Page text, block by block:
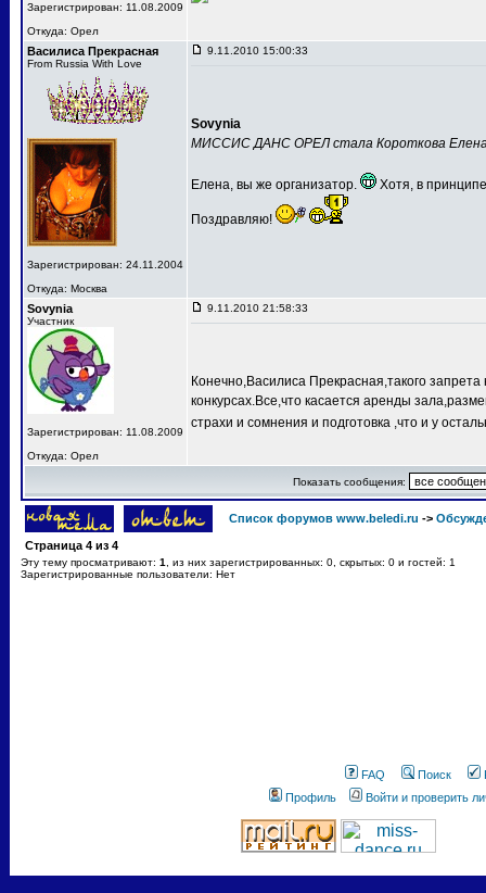
Зарегистрирован: 11.08.2009
Откуда: Орел
Василиса Прекрасная
From Russia With Love
Зарегистрирован: 24.11.2004
Откуда: Москва
9.11.2010 15:00:33
Sovynia
МИССИС ДАНС ОРЕЛ стала Короткова
Елена, вы же организатор. Хотя, в
Поздравляю!
Sovynia
Участник
Зарегистрирован: 11.08.2009
Откуда: Орел
9.11.2010 21:58:33
Конечно,Василиса Прекрасная,такого
конкурсах.Все,что касается аренды
страхи и сомнения и подготовка ,что и у
Показать сообщения:
Список форумов www.beledi.ru ->
Страница 4 из 4
Эту тему просматривают: 1
, из них зарегистрированных: 0, скрытых: 0 и гостей: 1
Зарегистрированные пользователи: Нет
FAQ Поиск
Профиль
Войти и проверить